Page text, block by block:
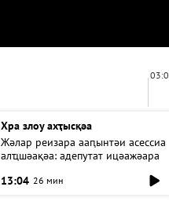
Хра злоу ахҭысқәа
Жәлар реизара ааԥынтәи асессиа
алҵшәақәа: адепутат ицәажәара
13:04 26 мин